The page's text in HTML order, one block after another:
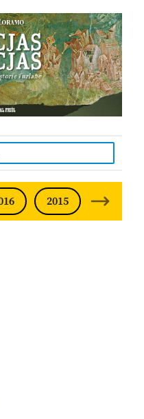
FRIULIAN MONTHLY
2015 2014